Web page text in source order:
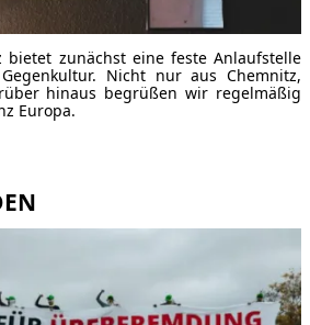
bietet zunächst eine feste Anlaufstelle
Nicht nur aus Chemnitz,
hinaus begrüßen wir regelmäßig
Europa.